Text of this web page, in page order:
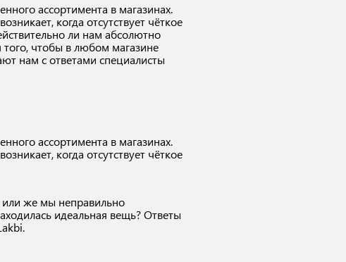
ассортимента в магазинах.
когда отсутствует чёткое
ли нам абсолютно
чтобы в любом магазине
нам с ответами специалисты
ассортимента в магазинах.
когда отсутствует чёткое
или же мы неправильно
идеальная вещь? Ответы